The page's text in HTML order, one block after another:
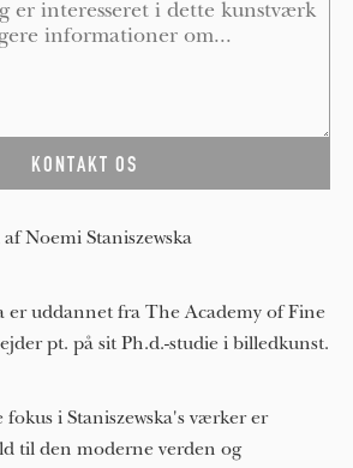
Noemi Staniszewska
er uddannet fra The Academy of Fine
pt. på sit Ph.d.-studie i billedkunst.
i Staniszewska's værker er
til den moderne verden og